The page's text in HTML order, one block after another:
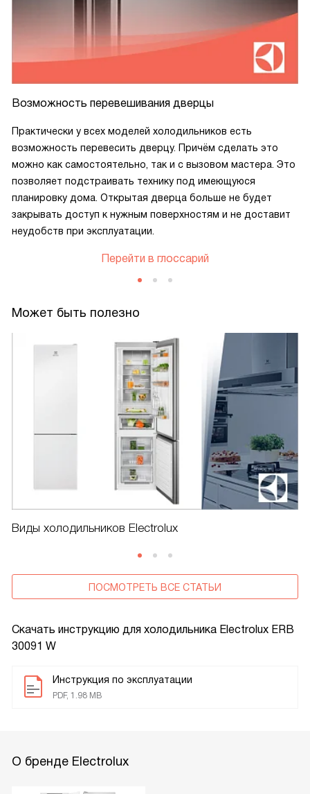
Скачать инструкцию для холодильника Electrolux ERB
30091 W
Инструкция по эксплуатации
PDF, 1.98 MB
Возможность перевешивания дверцы
Практически у всех моделей холодильников есть
возможность перевесить дверцу. Причём сделать это
можно как самостоятельно, так и с вызовом мастера. Это
позволяет подстраивать технику под имеющуюся
планировку дома. Открытая дверца больше не будет
закрывать доступ к нужным поверхностям и не доставит
неудобств при эксплуатации.
Перейти в глоссарий
Может быть полезно
Виды холодильников Electrolux
ПОСМОТРЕТЬ ВСЕ СТАТЬИ
О бренде Electrolux